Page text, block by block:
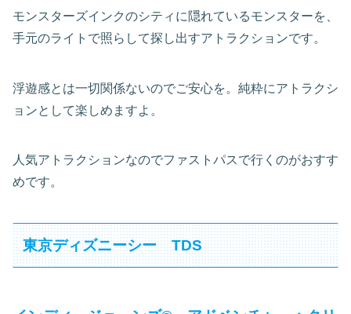
モンスターズインクのシティに隠れているモンスターを、
手元のライトで照らして探し出すアトラクションです。
浮遊感とは一切関係ないのでご安心を。純粋にアトラクシ
ョンとして楽しめますよ。
人気アトラクションなのでファストパスで行くのがおすす
めです。
東京ディズニーシー TDS